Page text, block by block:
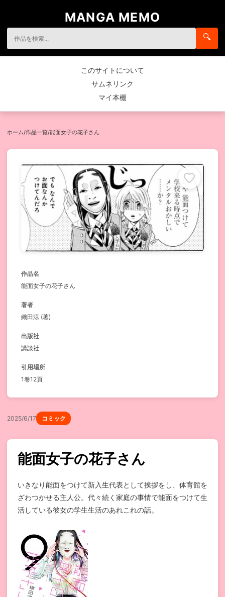
MANGA MEMO
🔍
このサイトについて
サムネリンク
マイ本棚
ホーム/作品一覧/能面女子の花子さん
作品名
能面女子の花子さん
著者
織田涼 (著)
出版社
講談社
引用場所
1巻12頁
2025/6/17 コミック
能面女子の花子さん
いきなり能面をつけて新入生代表として挨拶をし、体育館を
ざわつかせる主人公。代々続く家庭の事情で能面をつけて生
活している彼女の学生生活のあれこれの話。